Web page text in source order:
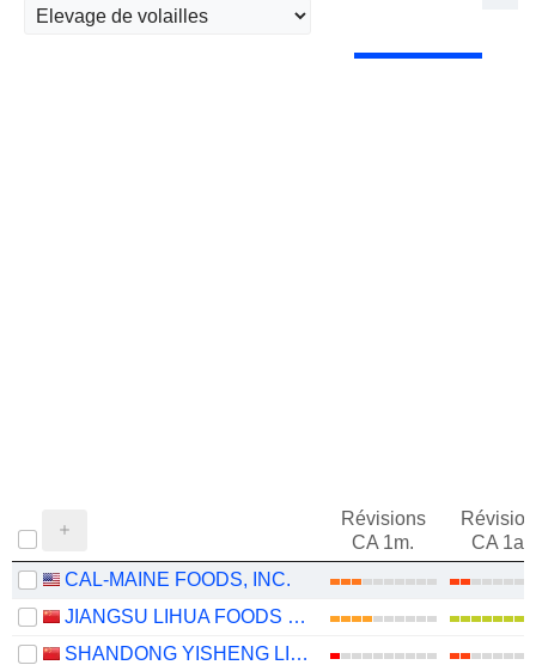
Révisions
CA 1m.
CA 1an
CAL-MAINE FOODS, INC.
JIANGSU LIHUA FOODS GROUP CO., LTD
SHANDONG YISHENG LIVESTOCK & POULTRY BREEDING CO., LTD.